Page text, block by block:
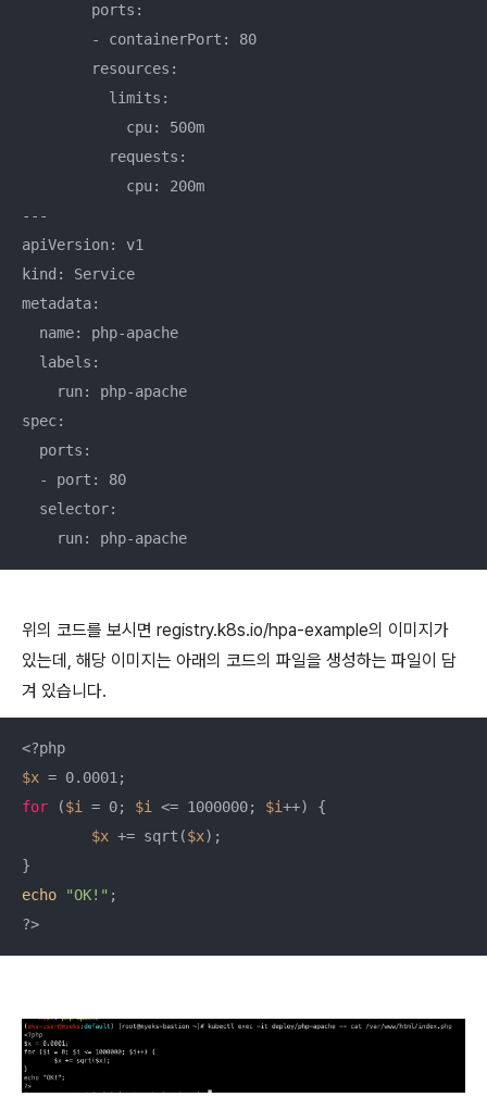
        ports:
        - containerPort: 80
        resources:
          limits:
            cpu: 500m
          requests:
            cpu: 200m
---
apiVersion: v1
kind: Service
metadata:
  name: php-apache
  labels:
    run: php-apache
spec:
  ports:
  - port: 80
  selector:
    run: php-apache
위의 코드를 보시면 registry.k8s.io/hpa-example의 이미지가
있는데, 해당 이미지는 아래의 코드의 파일을 생성하는 파일이 담
겨 있습니다.
$x
for ($i = 0; $i <= 1000000; $i++) {
$x += sqrt($x);
echo
"OK!" ;
?>